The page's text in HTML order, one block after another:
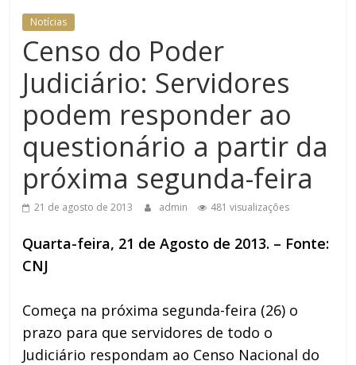
Notícias
Censo do Poder
Judiciário: Servidores
podem responder ao
questionário a partir da
próxima segunda-feira
21 de agosto de 2013 admin 481 visualizações
Quarta-feira, 21 de Agosto de 2013. – Fonte:
CNJ
Começa na próxima segunda-feira (26) o
prazo para que servidores de todo o
Judiciário respondam ao Censo Nacional do